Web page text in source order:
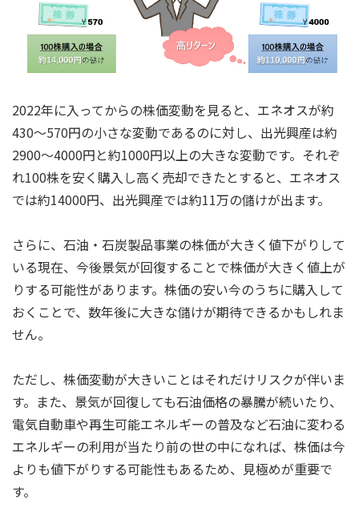
2022年に入ってからの株価変動を見ると、エネオスが約
430～570円の小さな変動であるのに対し、出光興産は約
2900～4000円と約1000円以上の大きな変動です。それぞ
れ100株を安く購入し高く売却できたとすると、エネオス
では約14000円、出光興産では約11万の儲けが出ます。
さらに、石油・石炭製品事業の株価が大きく値下がりして
いる現在、今後景気が回復することで株価が大きく値上が
りする可能性があります。株価の安い今のうちに購入して
おくことで、数年後に大きな儲けが期待できるかもしれま
せん。
ただし、株価変動が大きいことはそれだけリスクが伴いま
す。また、景気が回復しても石油価格の暴騰が続いたり、
電気自動車や再生可能エネルギーの普及など石油に変わる
エネルギーの利用が当たり前の世の中になれば、株価は今
よりも値下がりする可能性もあるため、見極めが重要で
す。